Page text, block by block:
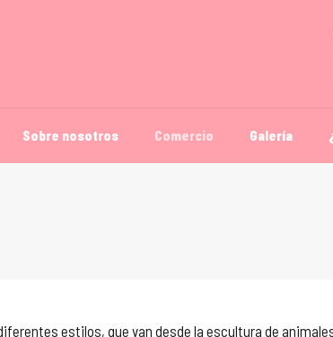
Sobre nosotros Comercio Galería
estilos, que van desde la escultura de